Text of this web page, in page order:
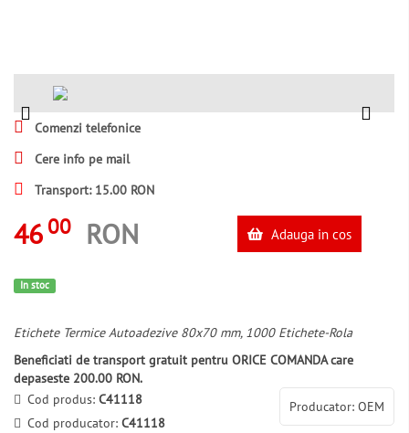
Comenzi telefonice
Cere info pe mail
Transport: 15.00 RON
46 00 RON Adauga in cos
In stoc
Etichete Termice Autoadezive 80x70 mm, 1000 Etichete-Rola
Beneficiati de transport gratuit pentru ORICE COMANDA care
depaseste 200.00 RON.
Producator: OEM
Cod produs: C41118
Cod producator: C41118